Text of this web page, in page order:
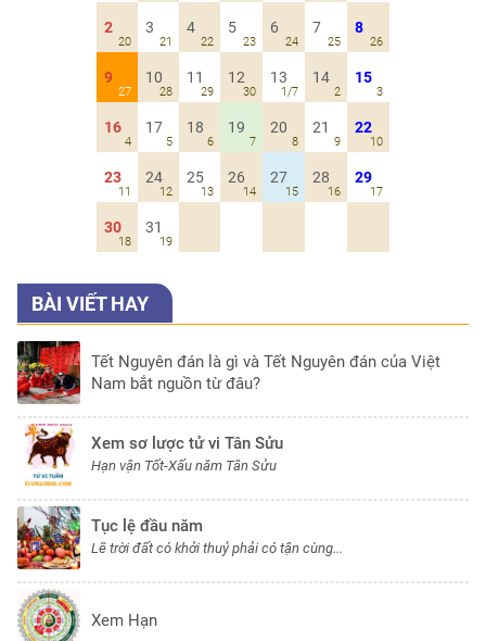
2
20
3
21
4
22
5
23
6
24
7
25
8
26
9
27
10
28
11
29
12
30
13
1/7
14
2
15
3
16
4
17
5
18
6
19
7
20
8
21
9
22
10
23
11
24
12
25
13
26
14
27
15
28
16
29
17
30
18
31
19
BÀI VIẾT HAY
Tết Nguyên đán là gì và Tết Nguyên đán của Việt
Nam bắt nguồn từ đâu?
Xem sơ lược tử vi Tân Sửu
Hạn vận Tốt-Xấu năm Tân Sửu
Tục lệ đầu năm
Lẽ trời đất có khởi thuỷ phải có tận cùng...
Xem Hạn